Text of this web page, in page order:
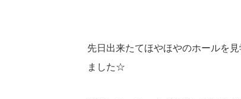
先日出来たてほやほやのホールを
ました☆